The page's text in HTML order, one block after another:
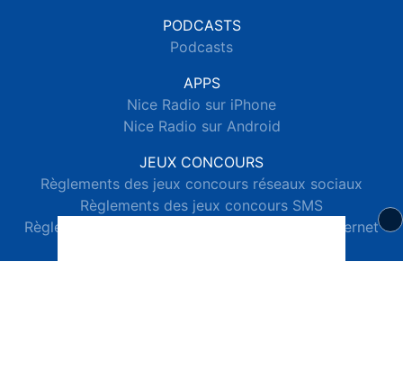
PODCASTS
Podcasts
APPS
Nice Radio sur iPhone
Nice Radio sur Android
JEUX CONCOURS
Règlements des jeux concours réseaux sociaux
Règlements des jeux concours SMS
Règlements des jeux concours téléphone et internet